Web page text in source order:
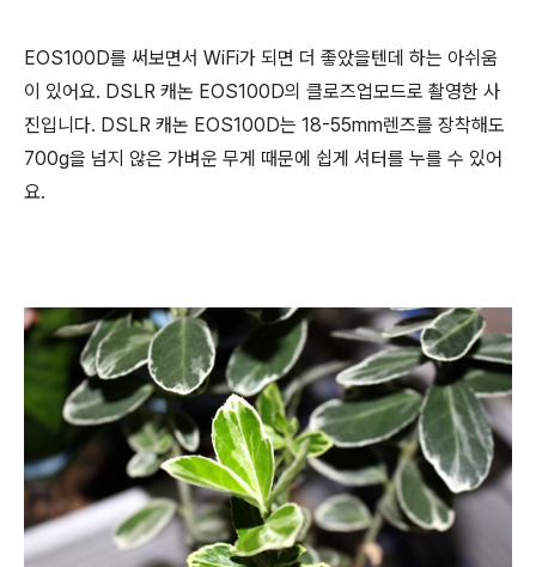
EOS100D를 써보면서 WiFi가 되면 더 좋았을텐데 하는 아쉬움
이 있어요. DSLR 캐논 EOS100D의 클로즈업모드로 촬영한 사
진입니다. DSLR 캐논 EOS100D는 18-55mm렌즈를 장착해도
700g을 넘지 않은 가벼운 무게 때문에 쉽게 셔터를 누를 수 있어
요.